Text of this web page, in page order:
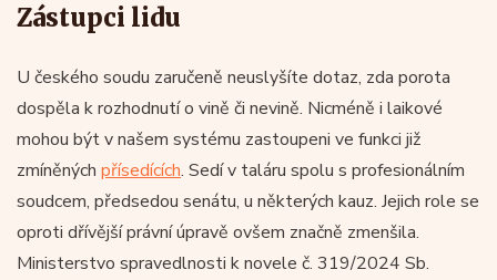
Zástupci lidu
U českého soudu zaručeně neuslyšíte dotaz, zda porota
dospěla k rozhodnutí o vině či nevině. Nicméně i laikové
mohou být v našem systému zastoupeni ve funkci již
zmíněných přísedících. Sedí v taláru spolu s profesionálním
soudcem, předsedou senátu, u některých kauz. Jejich role se
oproti dřívější právní úpravě ovšem značně zmenšila.
Ministerstvo spravedlnosti k novele č. 319/2024 Sb.